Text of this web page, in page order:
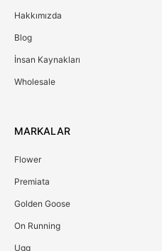
Hakkımızda
Blog
İnsan Kaynakları
Wholesale
MARKALAR
Flower
Premiata
Golden Goose
On Running
Ugg